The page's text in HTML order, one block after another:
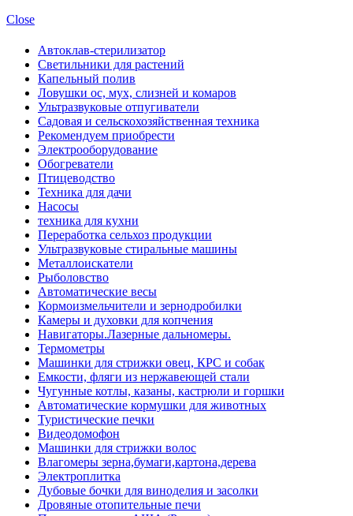
Close
Автоклав-стерилизатор
Светильники для растений
Капельный полив
Ловушки ос, мух, слизней и комаров
Ультразвуковые отпугиватели
Садовая и сельскохозяйственная техника
Рекомендуем приобрести
Электрооборудование
Обогреватели
Птицеводство
Техника для дачи
Насосы
техника для кухни
Переработка сельхоз продукции
Ультразвуковые стиральные машины
Металлоискатели
Рыболовство
Автоматические весы
Кормоизмельчители и зернодробилки
Камеры и духовки для копчения
Навигаторы.Лазерные дальномеры.
Термометры
Машинки для стрижки овец, КРС и собак
Емкости, фляги из нержавеющей стали
Чугунные котлы, казаны, кастрюли и горшки
Автоматические кормушки для животных
Туристические печки
Видеодомофон
Машинки для стрижки волос
Влагомеры зерна,бумаги,картона,дерева
Электроплитка
Дубовые бочки для виноделия и засолки
Дровяные отопительные печи